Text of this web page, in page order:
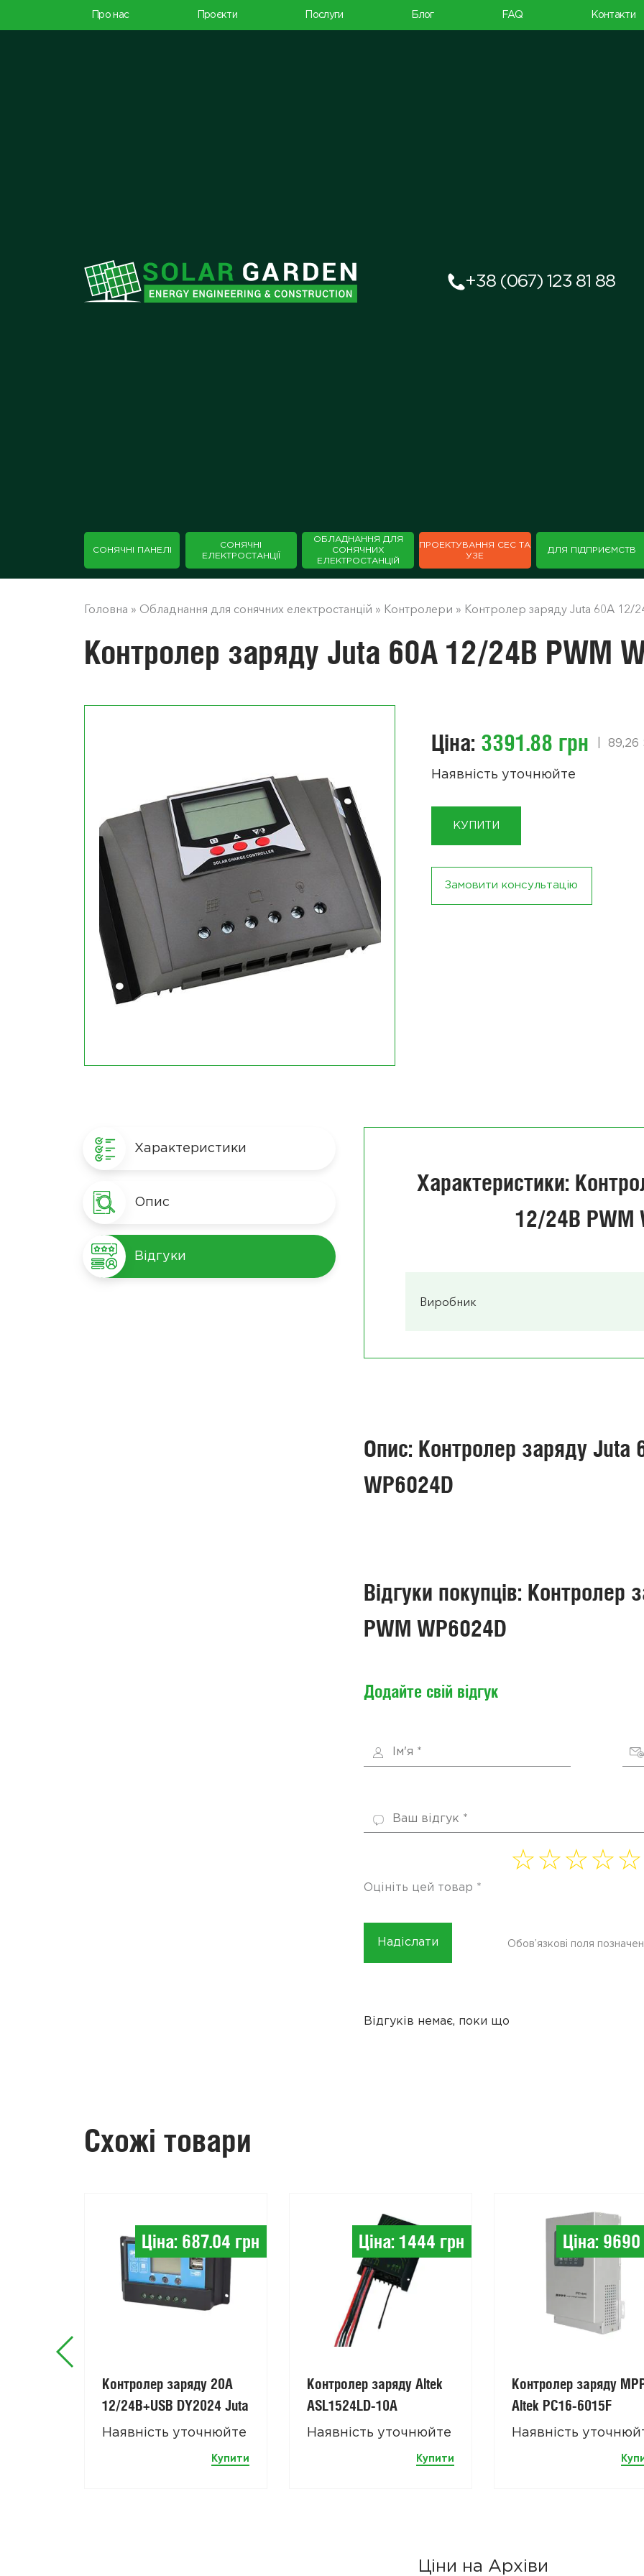
Про нас Проєкти Послуги Блог FAQ Контакти
+38 (067) 123 81 88
СОНЯЧНІ ПАНЕЛІ
СОНЯЧНІ
ЕЛЕКТРОСТАНЦІЇ
ОБЛАДНАННЯ ДЛЯ
СОНЯЧНИХ
ЕЛЕКТРОСТАНЦІЙ
ПРОЕКТУВАННЯ СЕС ТА
УЗЕ
ДЛЯ ПІДПРИЄМСТВ
Головна » Обладнання для сонячних електростанцій » Контролери » Контролер заряду Juta 60А 12/
Контролер заряду Juta 60А 12/24В PWM
Ціна: 3391.88 грн 89,26
Наявність уточнюйте
КУПИТИ
Замовити консультацію
Характеристики
Опис
Відгуки
Характеристики:
12/24В PWM
Виробник
Опис: Контролер заряду
WP6024D
Відгуки покупців:
PWM WP6024D
Додайте свій відгук
Обов’язкові поля
Оцініть цей товар *
1 of
2 of
3 of
4
5 of
Відгуків немає, поки що
Схожі товари
Ціна: 687.04 грн
Контролер заряду 20А
12/24В+USB DY2024 Juta
Наявність уточнюйте
Купити
Ціна: 1444 грн
Контролер заряду Altek
ASL1524LD-10A
Наявність уточнюйте
Купити
Ціна:
Контролер заряду
Altek PC16-6015F
Наявність
Ціни на Архіви